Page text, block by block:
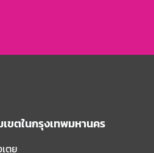
ขตในกรุงเทพมหานคร
ตย